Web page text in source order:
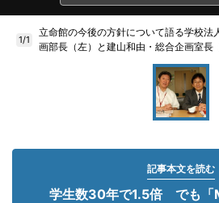
1/1
立命館の今後の方針について語る学校法
画部長（左）と建山和由・総合企画室長
記事本文を読む
学生数30年で1.5倍 でも「